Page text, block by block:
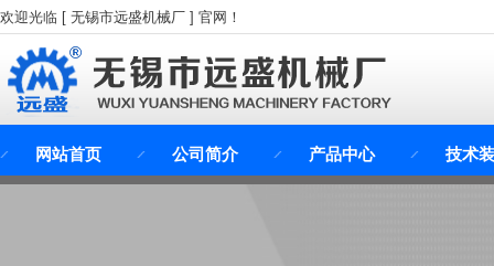
欢迎光临 [ 无锡市远盛机械厂 ] 官网！
网站首页 公司简介 产品中心 技术